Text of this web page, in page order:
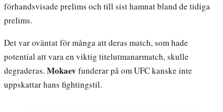
förhandsvisade prelims och till sist hamnat bland de tidiga
prelims.
Det var oväntat för många att deras match, som hade
potential att vara en viktig titelutmanarmatch, skulle
degraderas. Mokaevfunderar på om UFC kanske inte
uppskattar hans fightingstil.